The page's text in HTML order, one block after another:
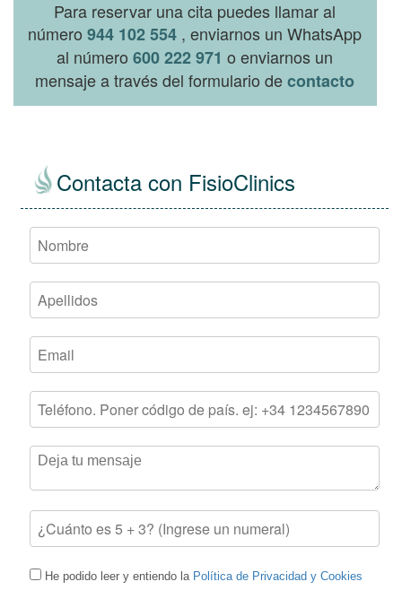
Para reservar una cita puedes llamar al
número944 102 554 , enviarnos un WhatsApp
al número600 222 971 o enviarnos un
mensaje a través del formulario decontacto
Contacta con FisioClinics
He podido leer y entiendo la Política de Privacidad y Cookies